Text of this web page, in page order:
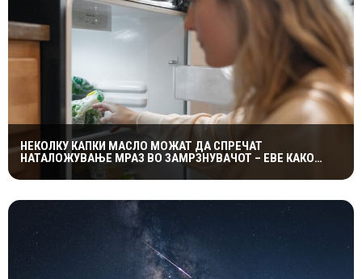
НЕКОЛКУ КАПКИ МАСЛО МОЖАТ ДА СПРЕЧАТ
НАТАЛОЖУВАЊЕ МРАЗ ВО ЗАМРЗНУВАЧОТ – ЕВЕ КАКО
ФУНКЦИОНИРА ЕДНОСТАВНИОТ ТРИК